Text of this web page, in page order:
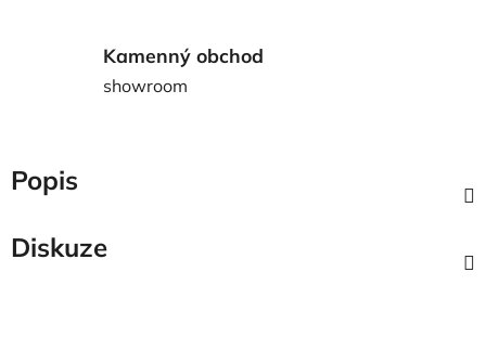
Kamenný obchod
showroom
Popis
Diskuze